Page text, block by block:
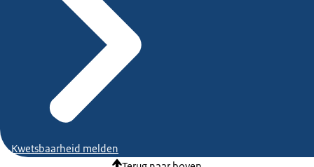
Kwetsbaarheid melden